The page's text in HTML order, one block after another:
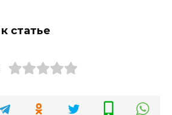
статье